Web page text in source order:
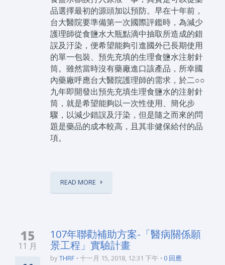
品選擇最初的源頭加以預防。早在十年前，
台大醫院要準備第一次國際評鑑時，為減少
護理師從食鹽水大瓶點滴中抽取所造成的錯
誤及汙染，便希望能夠引進國外已長期使用
的單一包裝、預先充填的生理食鹽水注射針
筒。雖然當時沒有藥廠進口該產品，所幸國
內藥廠呼應台大醫院護理師的需求，於二○○
九年即開發出預先充填生理食鹽水的注射針
筒，就是希望能夠以一次性使用、簡化步
驟，以減少錯誤及汙染，但是隨之而來的問
題是藥品的成本較高，且其非健保給付的品
項。
READ MORE
15
11 月
107年聯勸補助方案-「醫病關係願
景工程」實驗計畫
byTHRF 十一月 15, 2018, 12:31 下午 0 回應